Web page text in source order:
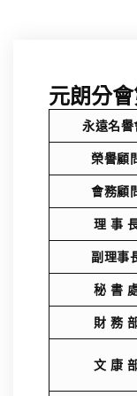
元朗分
永遠名譽
榮譽顧
會務顧
理 事
副理事
秘 書
財 務
文 康